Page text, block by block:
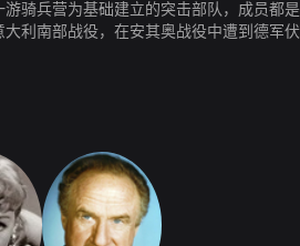
骑兵营为基础建立的突击部队，成员都
大利南部战役，在安其奥战役中遭到德军